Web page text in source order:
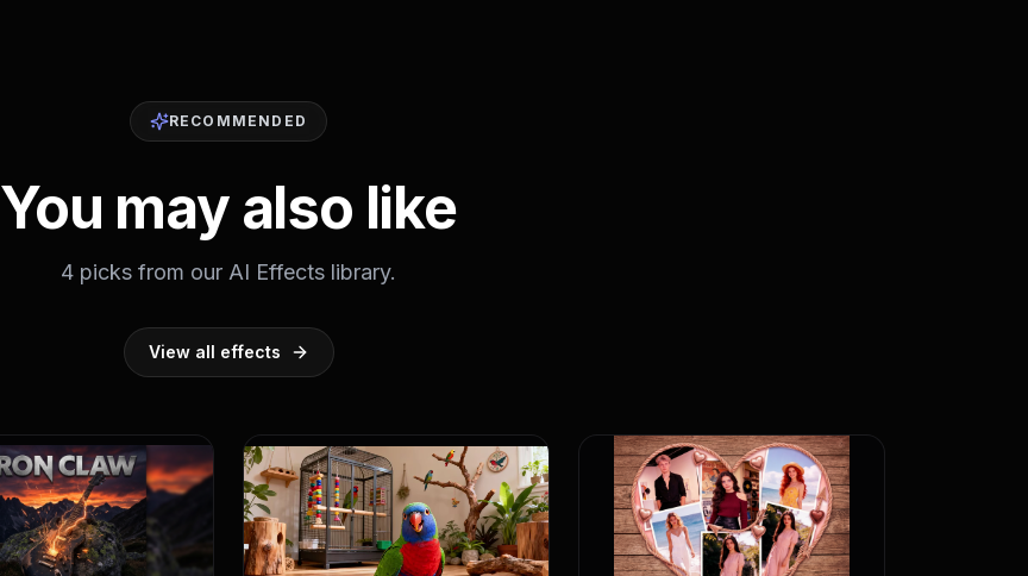
RECOMMENDED
You may also like
4 picks from our AI Effects library.
View all effects